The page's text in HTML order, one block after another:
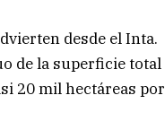
desde el Inta.
de la superficie total
20 mil hectáreas por